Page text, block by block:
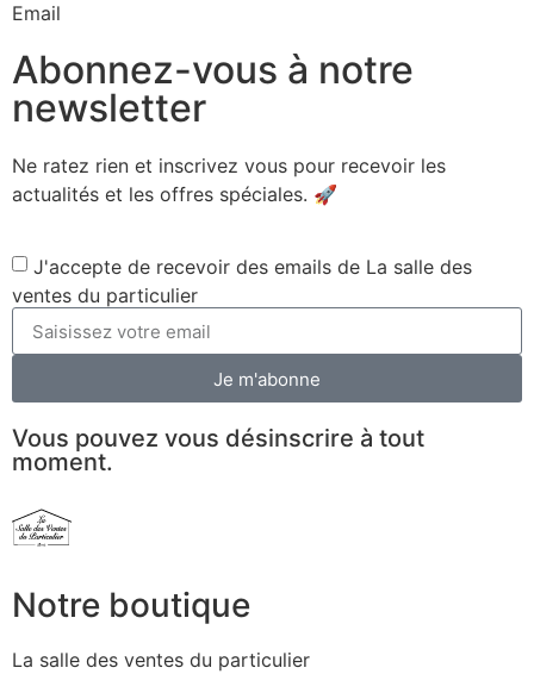
Email
Abonnez-vous à notre
newsletter
Ne ratez rien et inscrivez vous pour recevoir les
actualités et les offres spéciales. 🚀​
J'accepte de recevoir des emails de La salle des
ventes du particulier
Je m'abonne
Vous pouvez vous désinscrire à tout
moment.
Notre boutique
La salle des ventes du particulier